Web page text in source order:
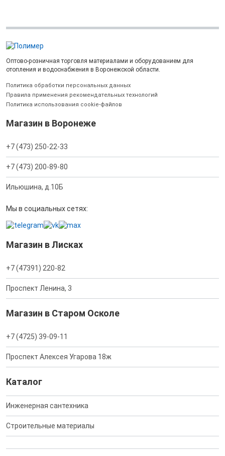
Оптово-розничная торговля материалами и оборудованием для
отопления и водоснабжения в Воронежской области.
Политика обработки персональных данных
Правила применения рекомендательных технологий
Политика использования cookie-файлов
Магазин в Воронеже
+7 (473) 250-22-33
+7 (473) 200-89-80
Ильюшина, д.10Б
Мы в социальных сетях:
Магазин в Лисках
+7 (47391) 220-82
Проспект Ленина, 3
Магазин в Старом Осколе
+7 (4725) 39-09-11
Проспект Алексея Угарова 18ж
Каталог
Инженерная сантехника
Строительные материалы